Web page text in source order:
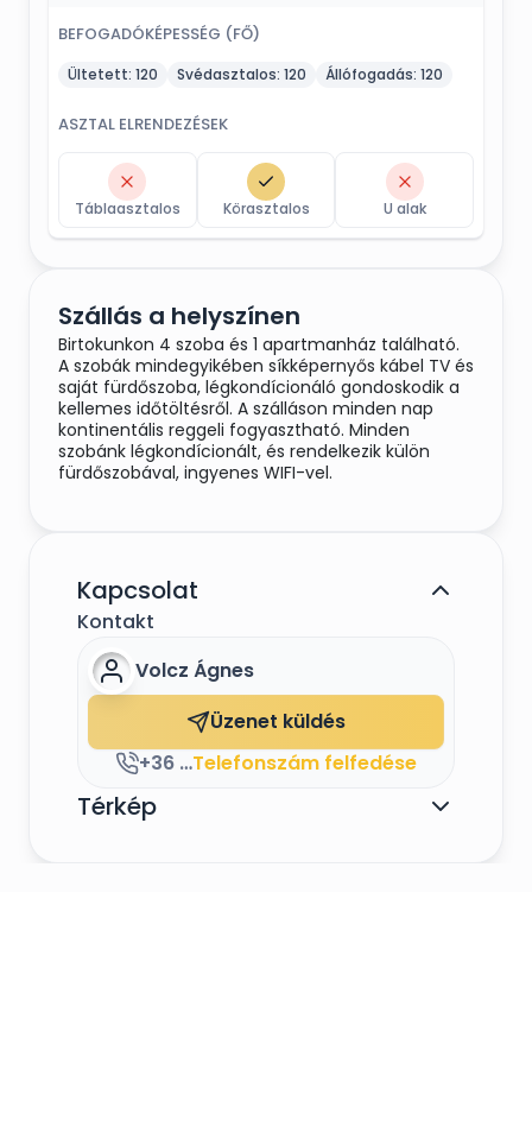
BEFOGADÓKÉPESSÉG (FŐ)
Ültetett: 120 Svédasztalos: 120 Állófogadás: 120
ASZTAL ELRENDEZÉSEK
Táblaasztalos Körasztalos U alak
Szállás a helyszínen
Birtokunkon 4 szoba és 1 apartmanház található.
A szobák mindegyikében síkképernyős kábel TV és
saját fürdőszoba, légkondícionáló gondoskodik a
kellemes időtöltésről. A szálláson minden nap
kontinentális reggeli fogyasztható. Minden
szobánk légkondícionált, és rendelkezik külön
fürdőszobával, ingyenes WIFI-vel.
Kapcsolat
Kontakt
Volcz Ágnes
Üzenet küldés
+36 70 409 5320Telefonszám felfedése
Térkép